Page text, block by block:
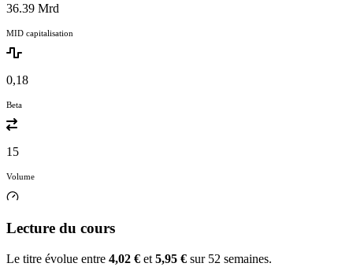
36.39 Mrd
MID capitalisation
0,18
Beta
15
Volume
Lecture du cours
Le titre évolue entre 4,02 € et 5,95 € sur 52 semaines.